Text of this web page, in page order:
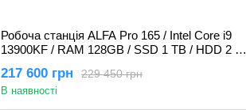
Робоча станція ALFA Pro 165 / Intel Core i9
13900KF / RAM 128GB / SSD 1 TB / HDD 2 TB
229 450 грн
217 600 грн
В наявності